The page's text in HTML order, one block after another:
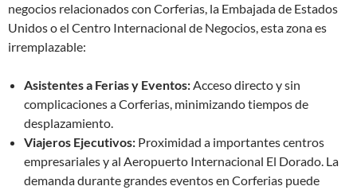
negocios relacionados con Corferias, la Embajada de Estados
Unidos o el Centro Internacional de Negocios, esta zona es
irremplazable:
Asistentes a Ferias y Eventos:Acceso directo y sin
complicaciones a Corferias, minimizando tiempos de
desplazamiento.
Viajeros Ejecutivos: Proximidad a importantes centros
empresariales y al Aeropuerto Internacional El Dorado. La
demanda durante grandes eventos en Corferias puede